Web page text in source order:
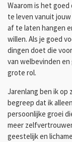
Waarom is het
te leven vanuit
af te laten hangen
willen. Als je goed
dingen doet die
van welbevinden
grote rol.
Jarenlang ben ik op
begreep dat ik
persoonlijke groei
meer
geestelijk en